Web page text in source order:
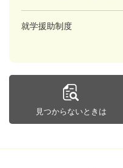
就学援助制度
見つからないときは